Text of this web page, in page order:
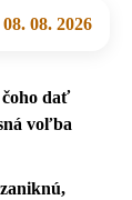
08. 08. 2026
dať
voľba